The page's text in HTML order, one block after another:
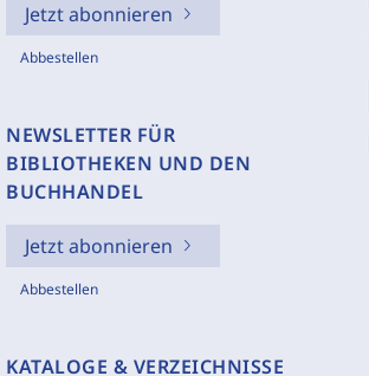
Jetzt abonnieren
Abbestellen
NEWSLETTER FÜR
BIBLIOTHEKEN UND DEN
BUCHHANDEL
Jetzt abonnieren
Abbestellen
KATALOGE & VERZEICHNISSE